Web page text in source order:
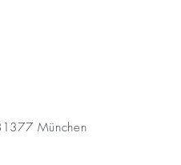
München